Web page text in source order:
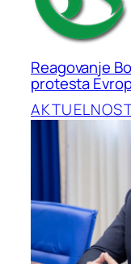
Reagovanje
protesta